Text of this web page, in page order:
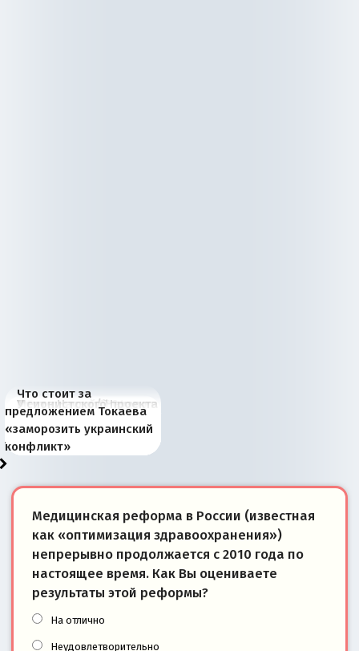
В России назрели
перемены: 15 шагов к
суверенной экономике
Миграционный пожар
Европы
Россия начинает
сбрасывать балласт
Анкориджа
Россия зимой 1904
года: первые уступки во
внутренней политике
Русская нация вчера и
сегодня
Почему правый крах в
Варшаве не поможет её
отношениям с Россией?
Место Науру / Науэро в
современной истории
Южной Осетии
У сионистского проекта
появилось украинское
измерение
Что стоит за
предложением Токаева
«заморозить украинский
конфликт»
Медицинская реформа в России (известная
как «оптимизация здравоохранения»)
непрерывно продолжается с 2010 года по
настоящее время. Как Вы оцениваете
результаты этой реформы?
На отлично
Неудовлетворительно